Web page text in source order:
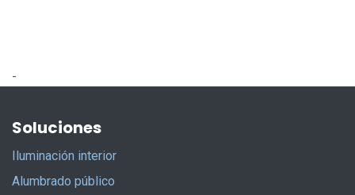
-
Soluciones
Iluminación interior
Alumbrado público